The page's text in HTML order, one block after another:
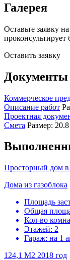
Галерея
Оставьте заявку
проконсультирует
Оставить заявку
Документы
Коммерческое
Описание работ
Проектная
Смета Размер:
Просторный дом
Дома из газоблока
Площадь
Общая
Кол-во
Этажей: 2
Гараж: на 1
124,1 M2 2018 год